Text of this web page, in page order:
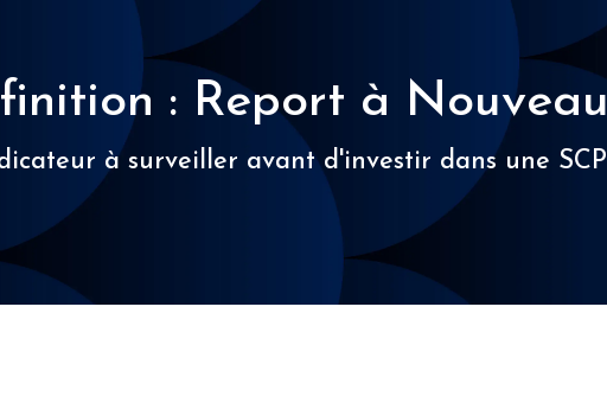
: Report à Nouveau
à surveiller avant d'investir dans une SCPI